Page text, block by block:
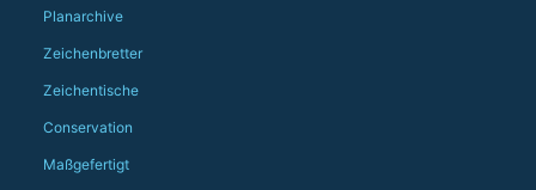
Planarchive
Zeichenbretter
Zeichentische
Conservation
Maßgefertigt